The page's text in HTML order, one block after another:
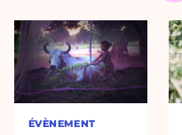
ÉVÈNEMENT